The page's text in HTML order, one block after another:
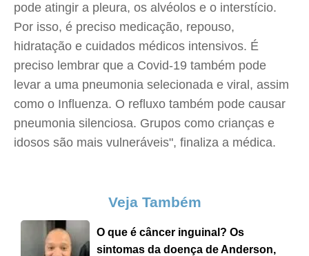
pode atingir a pleura, os alvéolos e o interstício.
Por isso, é preciso medicação, repouso,
hidratação e cuidados médicos intensivos. É
preciso lembrar que a Covid-19 também pode
levar a uma pneumonia selecionada e viral, assim
como o Influenza. O refluxo também pode causar
pneumonia silenciosa. Grupos como crianças e
idosos são mais vulneráveis", finaliza a médica.
Veja Também
O que é câncer inguinal? Os
sintomas da doença de Anderson,